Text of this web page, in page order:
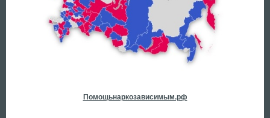
Помощьнаркозависимым.рф